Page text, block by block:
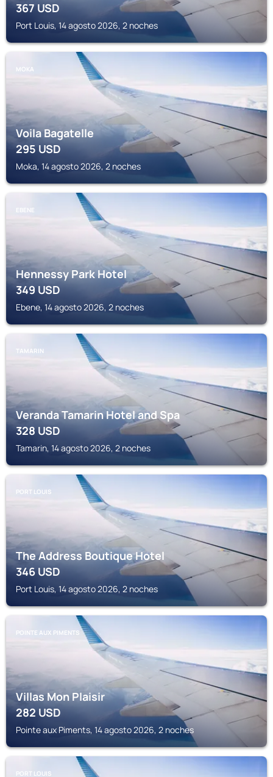
367USD
Port Louis, 14 agosto 2026, 2 noches
MOKA
Voila Bagatelle
295USD
Moka, 14 agosto 2026, 2 noches
EBENE
Hennessy Park Hotel
349USD
Ebene, 14 agosto 2026, 2 noches
TAMARIN
Veranda Tamarin Hotel and Spa
328USD
Tamarin, 14 agosto 2026, 2 noches
PORT LOUIS
The Address Boutique Hotel
346USD
Port Louis, 14 agosto 2026, 2 noches
POINTE AUX PIMENTS
Villas Mon Plaisir
282USD
Pointe aux Piments, 14 agosto 2026, 2 noches
PORT LOUIS